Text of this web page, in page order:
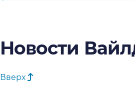
Новости
Вверх